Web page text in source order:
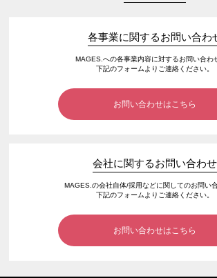
各事業に関するお問い合わ
MAGES.への各事業内容に対するお問い合わ
下記のフォームよりご連絡ください。
お問い合わせはこちら
会社に関するお問い合わせ
MAGES.の会社自体/採用などに関してのお問い合
下記のフォームよりご連絡ください。
お問い合わせはこちら